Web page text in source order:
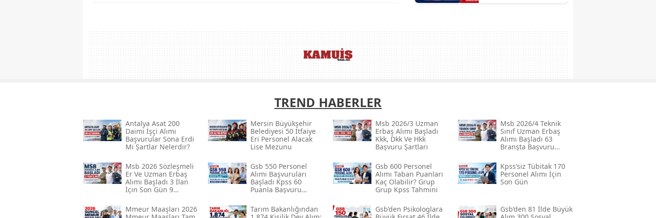
TREND HABERLER
Antalya Asat 200
Daimi İşçi Alımı
Başvurular Sona Erdi
Mi Şartlar Nelerdir?
Mersin Büyükşehir
Belediyesi 50 İtfaiye
Eri Personel Alacak
Lise Mezunu
Msb 2026/3 Uzman
Erbaş Alımı Başladı
Kkk, Dkk Ve Hkk
Başvuru Şartları
Msb 2026/4 Teknik
Sınıf Uzman Erbaş
Alımı Başladı 63
Branşta Başvuru
Msb 2026 Sözleşmeli
Er Ve Uzman Erbaş
Alımı Başladı 3 İlan
İçin Son Gün 9
Gsb 550 Personel
Alımı Başvuruları
Başladı Kpss 60
Puanla Başvuru
Gsb 600 Personel
Alımı Taban Puanları
Kaç Olabilir? Grup
Grup Kpss Tahmini
Kpss’siz Tübi̇tak 170
Personel Alımı İçin
Son Gün
Mmeur Maaşları 2026
Tarım Bakanlığından
Gsb’den Psikologlara
Gsb’den 81 İlde Büyük